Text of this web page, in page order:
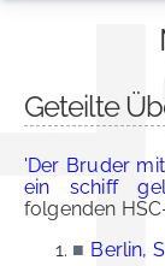
Geteilte
'Der Bruder
ein schiff
folgenden
■ Berlin,